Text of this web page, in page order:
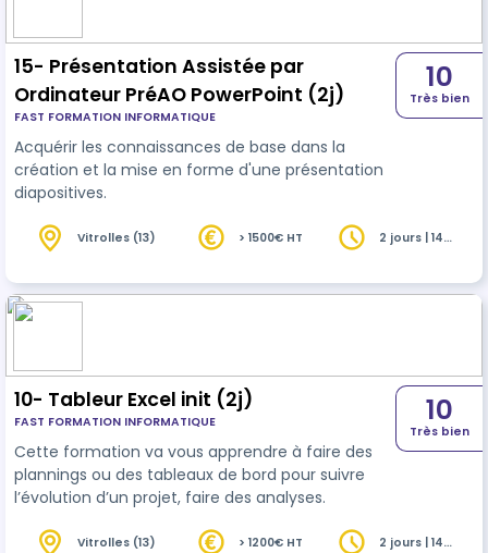
15- Présentation Assistée par
Ordinateur PréAO PowerPoint (2j)
FAST FORMATION INFORMATIQUE
Acquérir les connaissances de base dans la
création et la mise en forme d'une présentation
diapositives.
10
Très bien
Vitrolles (13) > 1500€ HT
2 jours | 14
10- Tableur Excel init (2j)
FAST FORMATION INFORMATIQUE
Cette formation va vous apprendre à faire des
plannings ou des tableaux de bord pour suivre
l’évolution d’un projet, faire des analyses.
10
Très bien
Vitrolles (13) > 1200€ HT
2 jours | 14